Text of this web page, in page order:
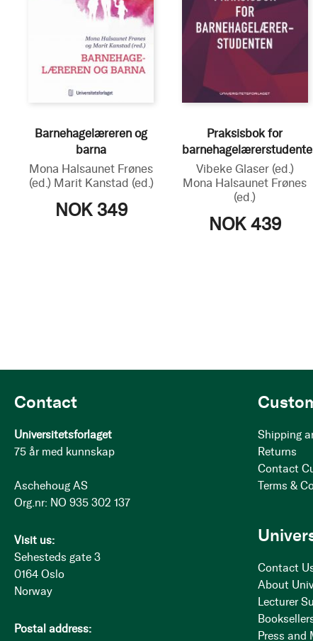
Barnehagelæreren og
barna
Mona Halsaunet Frønes
(ed.) Marit Kanstad (ed.)
NOK 349
Praksisbok for
Vibeke Glaser (ed.)
Mona Halsaunet Frønes
(ed.)
NOK 439
Contact
Universitetsforlaget
75 år med kunnskap
Aschehoug AS
Org.nr: NO 935 302 137
Visit us:
Sehesteds gate 3
0164 Oslo
Norway
Postal address:
Shipping
Returns
Contact
Terms &
Contact
About
Lecturer
Press and